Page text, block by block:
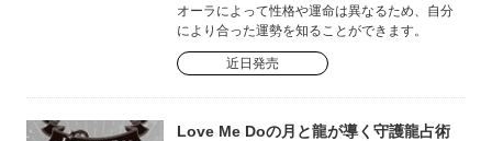
オーラによって性格や運命は異なるため、自分
により合った運勢を知ることができます。
近日発売
Love Me Doの月と龍が導く守護龍占術